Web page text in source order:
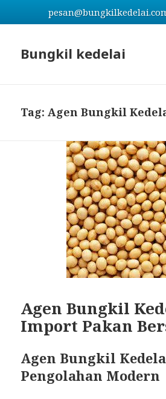
Bungkil kedelai
Tag: Agen Bungkil
Agen Bungkil
Import Pakan
Agen Bungkil
Pengolahan Modern